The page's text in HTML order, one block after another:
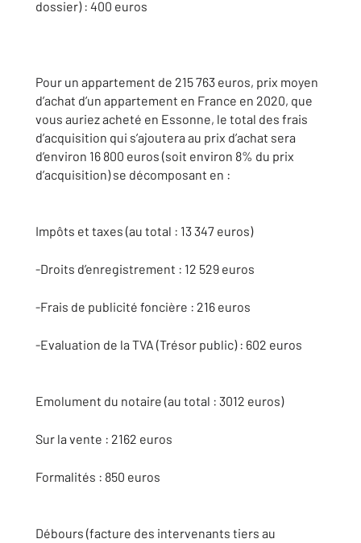
dossier): 400 euros
Pour un appartement de 215 763 euros, prix moyen
d’achat d’un appartement en France en 2020, que
vous auriez acheté en Essonne, le total des frais
d’acquisition qui s’ajoutera au prix d’achat sera
d’environ 16 800 euros (soit environ 8% du prix
d’acquisition) se décomposant en :
Impôts et taxes (au total : 13 347 euros)
-Droits d’enregistrement : 12 529 euros
-Frais de publicité foncière : 216 euros
-Evaluation de la TVA (Trésor public) : 602 euros
Emolument du notaire (au total : 3012 euros)
Sur la vente : 2162 euros
Formalités : 850 euros
Débours (facture des intervenants tiers au